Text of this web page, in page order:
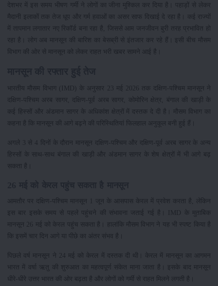
देशभर में इस समय भीषण गर्मी ने लोगों का जीना मुश्किल कर दिया है। पहाड़ों से लेकर
मैदानी इलाकों तक तेज धूप और गर्म हवाओं का असर साफ दिखाई दे रहा है। कई राज्यों
में तापमान लगातार नए रिकॉर्ड बना रहा है, जिससे आम जनजीवन बुरी तरह प्रभावित हो
रहा है। लोग अब मानसून की बारिश का बेसब्री से इंतजार कर रहे हैं। इसी बीच मौसम
विभाग की ओर से मानसून को लेकर राहत भरी खबर सामने आई है।
भारतीय मौसम विभाग (IMD) के अनुसार 23 मई 2026 तक दक्षिण-पश्चिम मानसून ने
दक्षिण-पश्चिम अरब सागर, दक्षिण-पूर्व अरब सागर, कोमोरिन क्षेत्र, बंगाल की खाड़ी के
कई हिस्सों और अंडमान सागर के अधिकांश क्षेत्रों में दस्तक दे दी है। मौसम विभाग का
कहना है कि मानसून की आगे बढ़ने की परिस्थितियां फिलहाल अनुकूल बनी हुई हैं।
अगले 3 से 4 दिनों के दौरान मानसून दक्षिण-पश्चिम और दक्षिण-पूर्व अरब सागर के अन्य
हिस्सों के साथ-साथ बंगाल की खाड़ी और अंडमान सागर के शेष क्षेत्रों में भी आगे बढ़
सकता है।
आमतौर पर दक्षिण-पश्चिम मानसून 1 जून के आसपास केरल में प्रवेश करता है, लेकिन
इस बार इसके समय से पहले पहुंचने की संभावना जताई गई है। IMD के मुताबिक
मानसून 26 मई को केरल पहुंच सकता है। हालांकि मौसम विभाग ने यह भी स्पष्ट किया है
कि इसमें चार दिन आगे या पीछे का अंतर संभव है।
पिछले वर्ष मानसून ने 24 मई को केरल में दस्तक दी थी। केरल में मानसून का आगमन
भारत में वर्षा ऋतु की शुरुआत का महत्वपूर्ण संकेत माना जाता है। इसके बाद मानसून
धीरे-धीरे उत्तर भारत की ओर बढ़ता है और लोगों को गर्मी से राहत मिलने लगती है।